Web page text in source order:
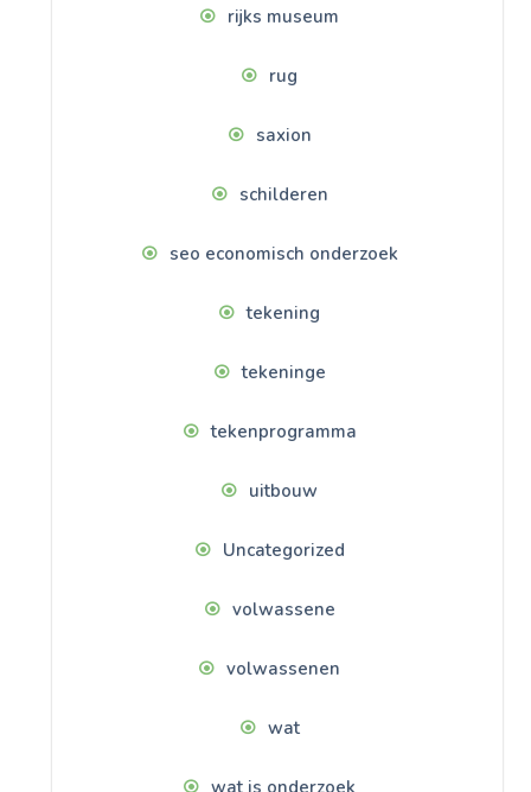
rijks museum
rug
saxion
schilderen
seo economisch onderzoek
tekening
tekeninge
tekenprogramma
uitbouw
Uncategorized
volwassene
volwassenen
wat